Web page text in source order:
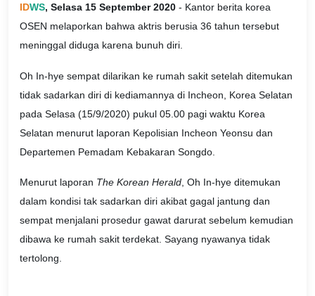
IDWS, Selasa 15 September 2020 - Kantor berita korea
OSEN melaporkan bahwa aktris berusia 36 tahun tersebut
meninggal diduga karena bunuh diri.
Oh In-hye sempat dilarikan ke rumah sakit setelah ditemukan
tidak sadarkan diri di kediamannya di Incheon, Korea Selatan
pada Selasa (15/9/2020) pukul 05.00 pagi waktu Korea
Selatan menurut laporan Kepolisian Incheon Yeonsu dan
Departemen Pemadam Kebakaran Songdo.
Menurut laporan The Korean Herald, Oh In-hye ditemukan
dalam kondisi tak sadarkan diri akibat gagal jantung dan
sempat menjalani prosedur gawat darurat sebelum kemudian
dibawa ke rumah sakit terdekat. Sayang nyawanya tidak
tertolong.